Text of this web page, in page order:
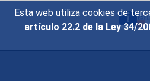
Esta web utiliza cookies de
artículo 22.2 de la Ley 34/